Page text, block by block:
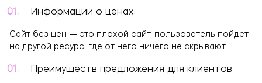
Информации о ценах.
Сайт без цен — это плохой сайт, пользователь пойдет
на другой ресурс, где от него ничего не скрывают.
Преимуществ предложения для клиентов.